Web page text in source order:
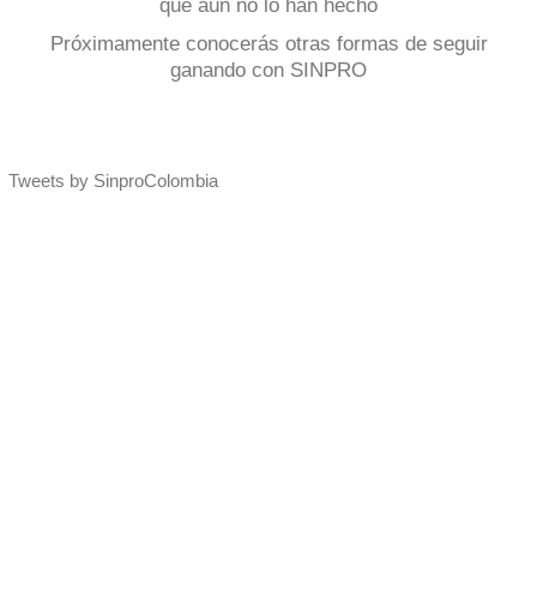
que aún no lo han hecho
Próximamente conocerás otras formas de seguir
ganando con SINPRO
Tweets by SinproColombia